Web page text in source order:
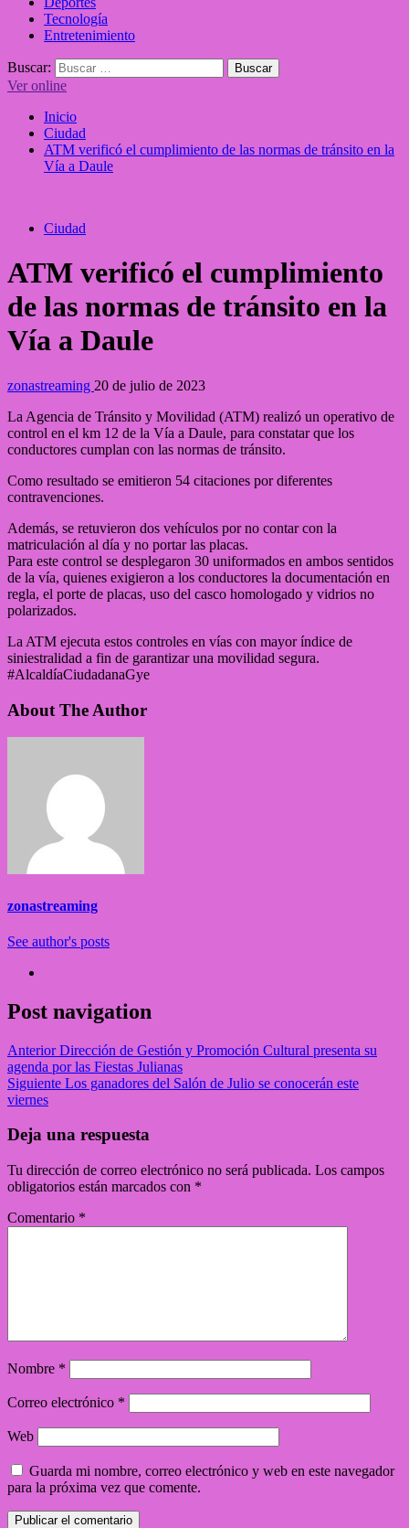
Tecnología
Entretenimiento
Buscar:
Ver online
Inicio
Ciudad
ATM verificó el cumplimiento de las normas de tránsito en la
Vía a Daule
Ciudad
ATM verificó el cumplimiento
de las normas de tránsito en la
Vía a Daule
zonastreaming 20 de julio de 2023
La Agencia de Tránsito y Movilidad (ATM) realizó un operativo de
control en el km 12 de la Vía a Daule, para constatar que los
conductores cumplan con las normas de tránsito.
Como resultado se emitieron 54 citaciones por diferentes
contravenciones.
Además, se retuvieron dos vehículos por no contar con la
matriculación al día y no portar las placas.
Para este control se desplegaron 30 uniformados en ambos sentidos
de la vía, quienes exigieron a los conductores la documentación en
regla, el porte de placas, uso del casco homologado y vidrios no
polarizados.
La ATM ejecuta estos controles en vías con mayor índice de
siniestralidad a fin de garantizar una movilidad segura.
#AlcaldíaCiudadanaGye
About The Author
zonastreaming
See author's posts
Post navigation
AnteriorDirección de Gestión y Promoción Cultural presenta su
agenda por las Fiestas Julianas
Siguiente Los ganadores del Salón de Julio se conocerán este
viernes
Deja una respuesta
Tu dirección de correo electrónico no será publicada. Los campos
obligatorios están marcados con *
Comentario *
Nombre *
Correo electrónico *
Web
Guarda mi nombre, correo electrónico y web en este navegador
para la próxima vez que comente.